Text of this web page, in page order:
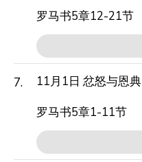
罗马书5章12-21节
7.
11月1日 忿怒与恩典
罗马书5章1-11节